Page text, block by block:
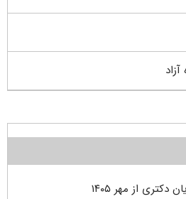
از مهر ۱۴۰۵